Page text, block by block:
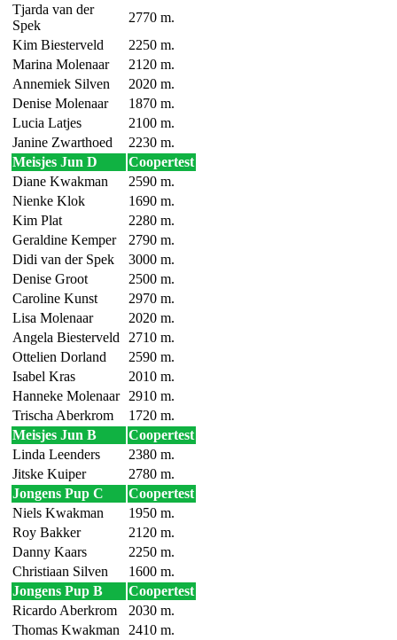
Tjarda van der
Spek
2770 m.
Kim Biesterveld
2250 m.
Marina Molenaar
2120 m.
Annemiek Silven
2020 m.
Denise Molenaar
1870 m.
Lucia Latjes
2100 m.
Janine Zwarthoed
2230 m.
Meisjes Jun D
Coopertest
Diane Kwakman
2590 m.
Nienke Klok
1690 m.
Kim Plat
2280 m.
Geraldine Kemper
2790 m.
Didi van der Spek
3000 m.
Denise Groot
2500 m.
Caroline Kunst
2970 m.
Lisa Molenaar
2020 m.
Angela Biesterveld
2710 m.
Ottelien Dorland
2590 m.
Isabel Kras
2010 m.
Hanneke Molenaar
2910 m.
Trischa Aberkrom
1720 m.
Meisjes Jun B
Coopertest
Linda Leenders
2380 m.
Jitske Kuiper
2780 m.
Jongens Pup C
Coopertest
Niels Kwakman
1950 m.
Roy Bakker
2120 m.
Danny Kaars
2250 m.
Christiaan Silven
1600 m.
Jongens Pup B
Coopertest
Ricardo Aberkrom
2030 m.
Thomas Kwakman
2410 m.